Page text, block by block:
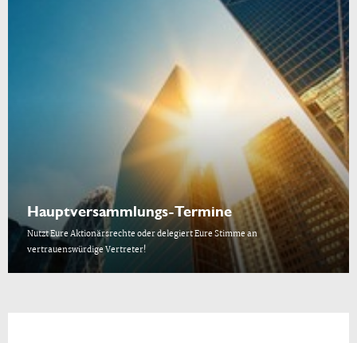
Hauptversammlungs-Termine
Nutzt Eure Aktionärsrechte oder delegiert Eure Stimme an
vertrauenswürdige Vertreter!